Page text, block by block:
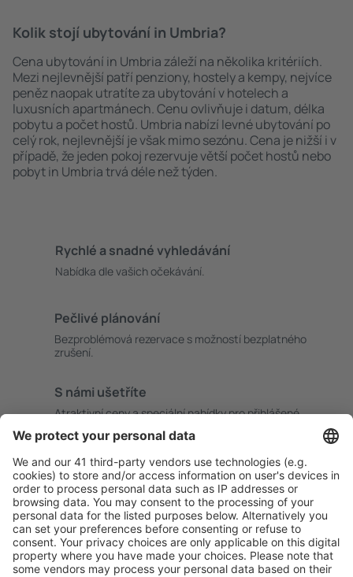
Kolik stojí ubytování in Umbria?
Cena ubytování in Umbria záleží na několika kritériích.
Mezi nejlevnější patří penziony, hostely a kempy, nejvíce
peněz naopak utratíte za ubytování v hotelech a
luxusních apartmánech. Cenu ovlivňuje i datum, délka
pobytu a počet hostů. Umbria nabízí levné ubytování po
celý rok, nejlevnější je však mimo sezónu. Cena je nižší i v
případě, že jeden pokoj rezervuje větší počet hostů nebo
pobyt in Umbria trvá déle než týden.
Rychlé a snadné vyhledávání
Nabídka dle vašich očekávání.
Pečlivé plánování
Bezproblémová rezervace s možností bezplatného
zrušení.
S námi ušetříte
Atraktivní ceny a speciální nabídky pro přihlášené
Ubytování dle vašeho gusta
Vyberte si z více než 1.3 milionu zařízení: hotelů,
apartmánů, chat a dalších.
Uživateli eSky nejčastěji hledané ubytování